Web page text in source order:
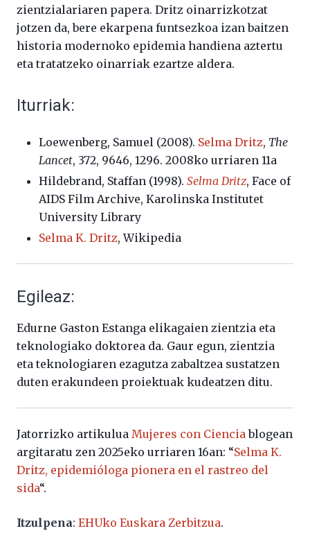
zientzialariaren papera. Dritz oinarrizkotzat
jotzen da, bere ekarpena funtsezkoa izan baitzen
historia modernoko epidemia handiena aztertu
eta tratatzeko oinarriak ezartze aldera.
Iturriak:
Loewenberg, Samuel (2008). Selma Dritz, The
Lancet, 372, 9646, 1296. 2008ko urriaren 11a
Hildebrand, Staffan (1998). Selma Dritz, Face of
AIDS Film Archive, Karolinska Institutet
University Library
Selma K. Dritz, Wikipedia
Egileaz:
Edurne Gaston Estanga elikagaien zientzia eta
teknologiako doktorea da. Gaur egun, zientzia
eta teknologiaren ezagutza zabaltzea sustatzen
duten erakundeen proiektuak kudeatzen ditu.
Jatorrizko artikulua Mujeres con Cienciablogean
argitaratu zen 2025eko urriaren 16an: “Selma K.
Dritz, epidemióloga pionera en el rastreo del
sida“.
Itzulpena: EHUko Euskara Zerbitzua.